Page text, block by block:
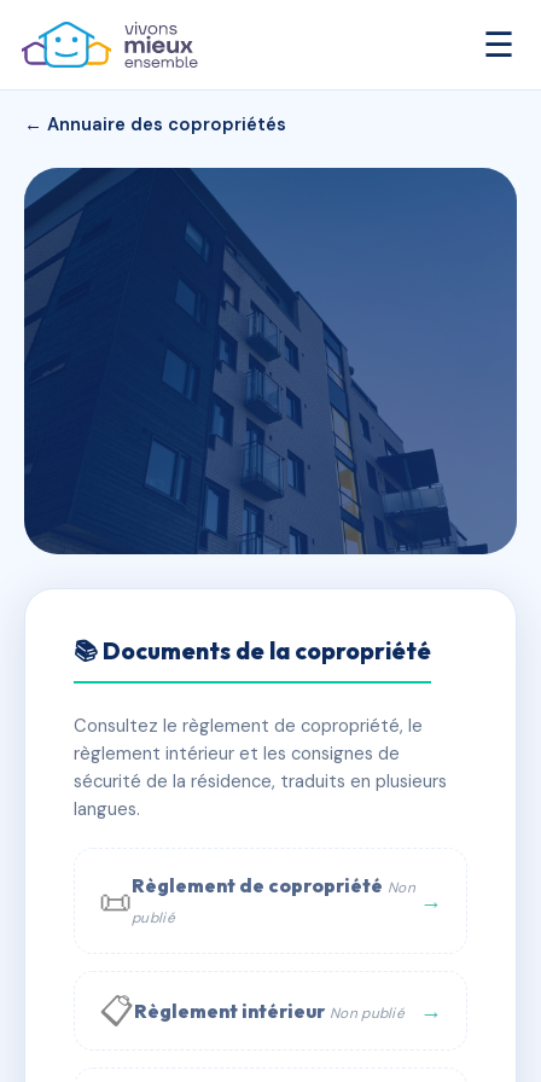
☰
← Annuaire des copropriétés
MOLIMAR
✓ Immatriculée 🏠 34 lots 🏗 1 bâtiment(s)
📞 Contacter Syndic Digital
📚 Documents de la copropriété
Consultez le règlement de copropriété, le
règlement intérieur et les consignes de
sécurité de la résidence, traduits en plusieurs
langues.
📜Règlement de copropriété Non
publié
→
📋Règlement intérieur Non publié →